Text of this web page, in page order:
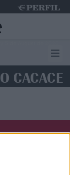
CACACE